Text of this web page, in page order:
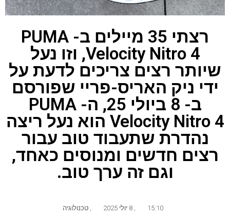
רצתי 35 מיילים ב- PUMA
Velocity Nitro 4, וזו נעל
שיותר רצים צריכים לדעת על
ידי ניק האריס-פריי שפורסם
ב- 8 ביולי 25, ה- PUMA
Velocity Nitro 4 הוא נעל ריצה
נהדרת שתעבוד טוב עבור
רצים חדשים ומנוסים כאחד,
וגם זה ערך טוב.
15:10 טכנולוגיה